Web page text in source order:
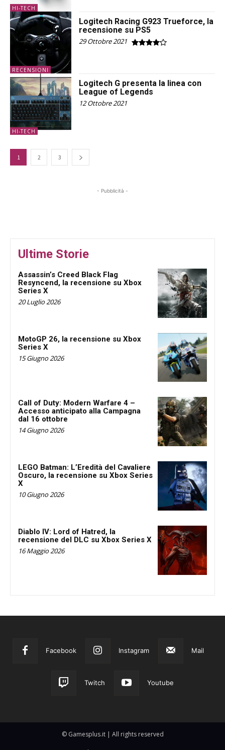
HI-TECH
RECENSIONI
Logitech Racing G923 Trueforce, la
recensione su PS5
29 Ottobre 2021
HI-TECH
Logitech G presenta la linea con
League of Legends
12 Ottobre 2021
1 2 3
- Pubblicità -
Ultime Storie
Assassin’s Creed Black Flag
Resyncend, la recensione su Xbox
Series X
20 Luglio 2026
MotoGP 26, la recensione su Xbox
Series X
15 Giugno 2026
Call of Duty: Modern Warfare 4 –
Accesso anticipato alla Campagna
dal 16 ottobre
14 Giugno 2026
LEGO Batman: L’Eredità del Cavaliere
Oscuro, la recensione su Xbox Series
X
10 Giugno 2026
Diablo IV: Lord of Hatred, la
recensione del DLC su Xbox Series X
16 Maggio 2026
Facebook Instagram Mail
Twitch Youtube
© Gamesplus.it | All rights reserved